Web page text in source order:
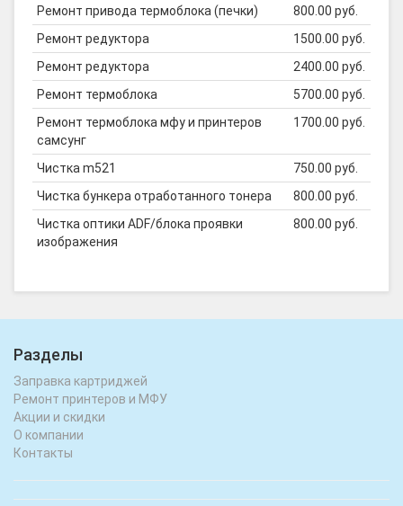
Ремонт привода термоблока (печки)
800.00 руб.
Ремонт редуктора
1500.00 руб.
Ремонт редуктора
2400.00 руб.
Ремонт термоблока
5700.00 руб.
Ремонт термоблока мфу и принтеров
самсунг
1700.00 руб.
Чистка m521
750.00 руб.
Чистка бункера отработанного тонера
800.00 руб.
Чистка оптики ADF/блока проявки
изображения
800.00 руб.
Разделы
Заправка картриджей
Ремонт принтеров и МФУ
Акции и скидки
О компании
Контакты